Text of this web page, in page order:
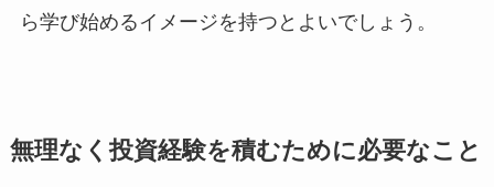
ら学び始めるイメージを持つとよいでしょう。
無理なく投資経験を積むために必要なこと